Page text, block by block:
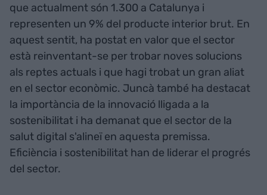
que actualment són 1.300 a Catalunya i
representen un 9% del producte interior brut. En
aquest sentit, ha postat en valor que el sector
està reinventant-se per trobar noves solucions
als reptes actuals i que hagi trobat un gran aliat
en el sector econòmic. Juncà també ha destacat
la importància de la innovació lligada a la
sostenibilitat i ha demanat que el sector de la
salut digital s'alineï en aquesta premissa.
Eficiència i sostenibilitat han de liderar el progrés
del sector.